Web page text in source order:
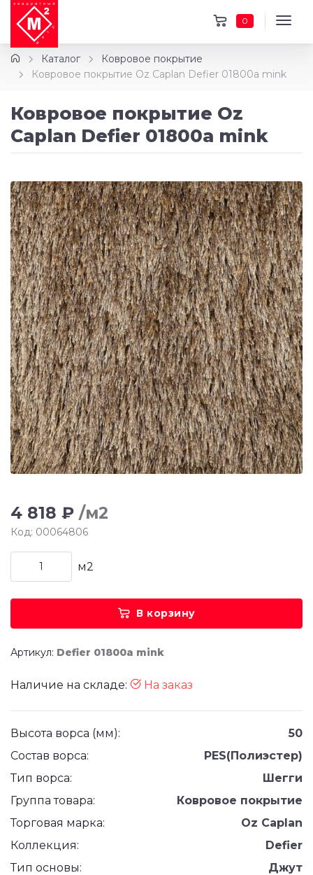
0
Каталог
Ковровое покрытие
Ковровое покрытие Oz Caplan Defier 01800a mink
Ковровое покрытие Oz
Caplan Defier 01800a mink
4 818 ₽ /м2
Код: 00064806
м2
В корзину
Артикул: Defier 01800a mink
Наличие на складе: На заказ
Высота ворса (мм):
50
Состав ворса:
PES(Полиэстер)
Тип ворса:
Шегги
Группа товара:
Ковровое покрытие
Торговая марка:
Oz Caplan
Коллекция:
Defier
Тип основы:
Джут